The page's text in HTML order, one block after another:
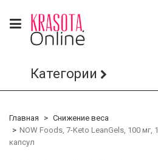
Категории
Главная
Снижение веса
NOW Foods, 7-Keto LeanGels, 100
капсул